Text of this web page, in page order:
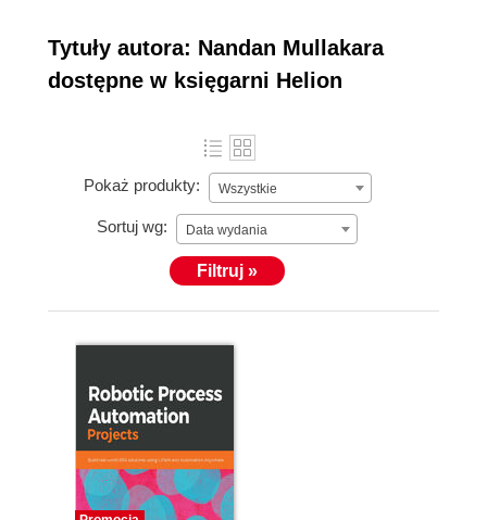
Tytuły autora: Nandan Mullakara
dostępne w księgarni Helion
Pokaż produkty: Wszystkie
Sortuj wg: Data wydania
Filtruj »